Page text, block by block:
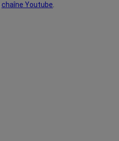
chaîne Youtube.